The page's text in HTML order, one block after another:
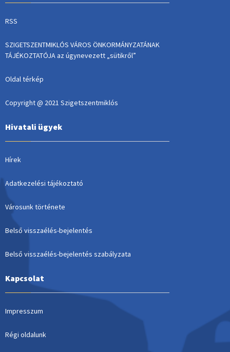
RSS
SZIGETSZENTMIKLÓS VÁROS ÖNKORMÁNYZATÁNAK
TÁJÉKOZTATÓJA az úgynevezett „sütikről”
Oldal térkép
Copyright @ 2021 Szigetszentmiklós
Hivatali ügyek
Hírek
Adatkezelési tájékoztató
Városunk története
Belső visszaélés-bejelentés
Belső visszaélés-bejelentés szabályzata
Kapcsolat
Impresszum
Régi oldalunk